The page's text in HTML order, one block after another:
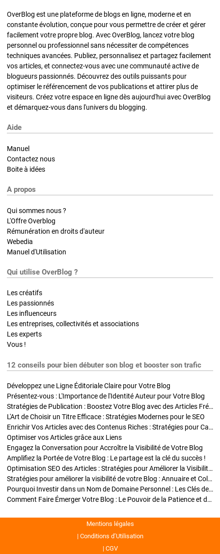
OverBlog est une plateforme de blogs en ligne, moderne et en
constante évolution, conçue pour vous permettre de créer et gérer
facilement votre propre blog. Avec OverBlog, lancez votre blog
personnel ou professionnel sans nécessiter de compétences
techniques avancées. Publiez, personnalisez et partagez facilement
vos articles, et connectez-vous avec une communauté active de
blogueurs passionnés. Découvrez des outils puissants pour
optimiser le référencement de vos publications et attirer plus de
visiteurs. Créez votre espace en ligne dès aujourd'hui avec OverBlog
et démarquez-vous dans l'univers du blogging.
Aide
Manuel
Contactez nous
Boite à idées
A propos
Qui sommes nous ?
L'Offre Overblog
Rémunération en droits d'auteur
Webedia
Manuel d'Utilisation
Qui utilise OverBlog ?
Les créatifs
Les passionnés
Les influenceurs
Les entreprises, collectivités et associations
Les experts
Vous !
12 conseils pour bien débuter son blog et booster son trafic
Développez une Ligne Éditoriale Claire pour Votre Blog
Présentez-vous : L'Importance de l'Identité Auteur pour Votre Blog
Stratégies de Publication : Boostez Votre Blog avec des Articles Fréquents et Exclusifs
L'Art de Choisir un Titre Efficace : Stratégies Modernes pour le SEO
Enrichir Vos Articles avec des Contenus Riches : Stratégies pour Captiver et Optimiser
Optimiser vos Articles grâce aux Liens
Engagez la Conversation pour Accroître la Visibilité de Votre Blog
Amplifiez la Portée de Votre Blog : Le partage est la clé du succès !
Optimisation SEO des Articles : Stratégies pour Améliorer la Visibilité de Votre Blog
Stratégies pour améliorer la visibilité de votre Blog : Annuaire et Collaborations
Pourquoi Investir dans un Nom de Domaine Personnel : Les Clés de la Réussite de Votre Blog
Comment Faire Émerger Votre Blog : Le Pouvoir de la Patience et de la Persévérance
Mentions légales
Conditions d’Utilisation
CGV